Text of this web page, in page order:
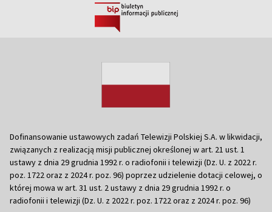
Dofinansowanie ustawowych zadań Telewizji Polskiej S.A. w likwidacji,
związanych z realizacją misji publicznej określonej w art. 21 ust. 1
ustawy z dnia 29 grudnia 1992 r. o radiofonii i telewizji (Dz. U. z 2022 r.
poz. 1722 oraz z 2024 r. poz. 96) poprzez udzielenie dotacji celowej, o
której mowa w art. 31 ust. 2 ustawy z dnia 29 grudnia 1992 r. o
radiofonii i telewizji (Dz. U. z 2022 r. poz. 1722 oraz z 2024 r. poz. 96)